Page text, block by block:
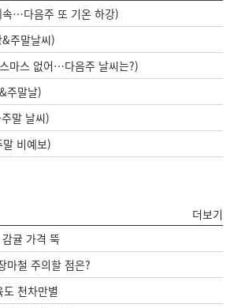
…다음주 또 기온 하강)
주말날씨)
마스 없어…다음주 날씨는?)
주말날)
말 날씨)
비예보)
더보기
귤 가격 뚝
마철 주의할 점은?
천차만별